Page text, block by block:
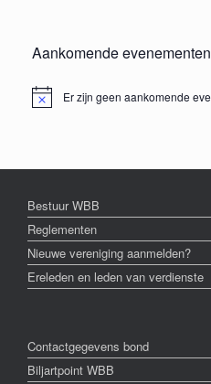
Aankomende evenementen
BerichtEr zijn geen aankomende
Bestuur WBB
Reglementen
Nieuwe vereniging aanmelden?
Ereleden en leden van verdienste
Contactgegevens bond
Biljartpoint WBB